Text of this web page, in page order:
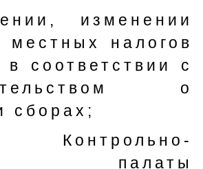
изменении
местных налогов
соответствии с
о
сборах;
Контрольно-
палаты